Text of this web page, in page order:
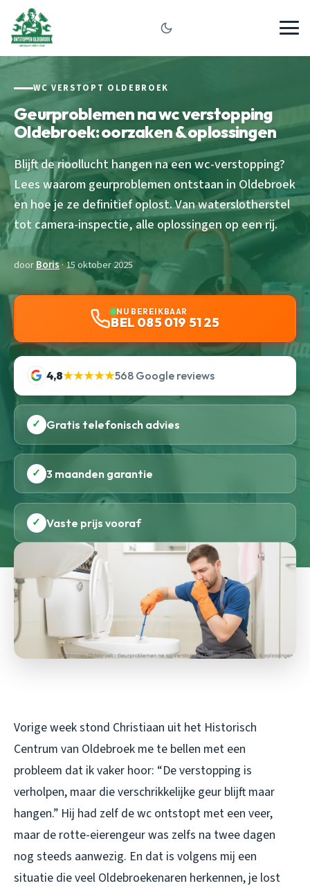
WC VERSTOPT OLDEBROEK
Geurproblemen na wc verstopping
Oldebroek: oorzaken & oplossingen
Blijft de rioollucht hangen na een wc-verstopping?
Lees waarom geurproblemen ontstaan in Oldebroek
en hoe je ze definitief oplost. Van waterslotherstel
tot camera-inspectie, alle oplossingen op een rij.
doorBoris· 15 oktober 2025
NU BEREIKBAAR
BEL 085 019 51 25
4,8★★★★★568 Google reviews
✓ Gratis telefonisch advies
✓ 3 maanden garantie
✓ Vaste prijs vooraf
Vorige week stond Christiaan uit het Historisch
Centrum van Oldebroek me te bellen met een
probleem dat ik vaker hoor: “De verstopping is
verholpen, maar die verschrikkelijke geur blijft maar
hangen.” Hij had zelf de wc ontstopt met een veer,
maar de rotte-eierengeur was zelfs na twee dagen
nog steeds aanwezig. En dat is volgens mij een
situatie die veel Oldebroekenaren herkennen, je lost